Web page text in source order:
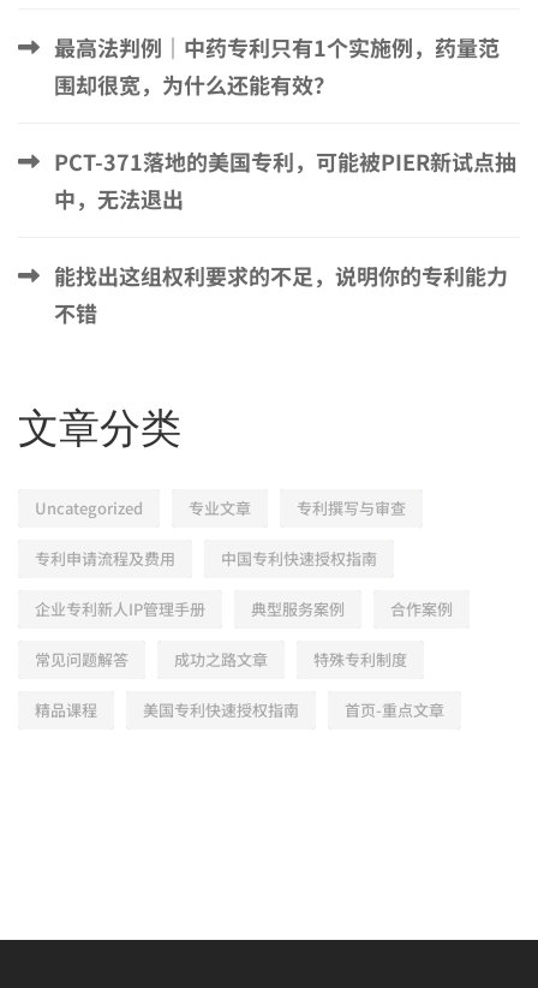
最高法判例｜中药专利只有1个实施例，药量范
围却很宽，为什么还能有效？
PCT-371落地的美国专利，可能被PIER新试点抽
中，无法退出
能找出这组权利要求的不足，说明你的专利能力
不错
文章分类
Uncategorized 专业文章 专利撰写与审查
专利申请流程及费用 中国专利快速授权指南
企业专利新人IP管理手册 典型服务案例 合作案例
常见问题解答 成功之路文章 特殊专利制度
精品课程 美国专利快速授权指南 首页-重点文章